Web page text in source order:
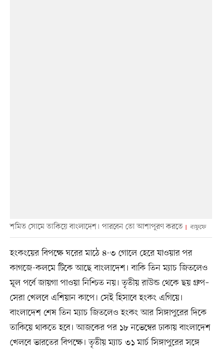
শমিত সোমে তাকিয়ে বাংলাদেশ। পারবেন তো আশাপূরণ করতে বাফুফে
‎হংকংয়ের বিপক্ষে ঘরের মাঠে ৪-৩ গোলে হেরে যাওয়ার পর
কাগজে-কলমে টিকে আছে বাংলাদেশ। বাকি তিন ম্যাচ জিতলেও
মূল পর্বে জায়গা পাওয়া নিশ্চিত নয়। তৃতীয় রাউন্ড থেকে ছয় গ্রুপ–
সেরা খেলবে এশিয়ান কাপে। সেই হিসাবে হংকং এগিয়ে।
বাংলাদেশ শেষ তিন ম্যাচ জিতলেও হংকং আর সিঙ্গাপুরের দিকে
তাকিয়ে থাকতে হবে। আজকের পর ১৮ নভেম্বের ঢাকায় বাংলাদেশ
খেলবে ভারতের বিপক্ষে। তৃতীয় ম্যাচ ৩১ মার্চ সিঙ্গাপুরের সঙ্গে